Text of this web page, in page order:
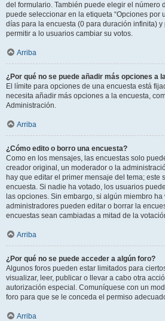
del formulario. También puede elegir el número
puede seleccionar en la etiqueta “Opciones por
días para la encuesta (0 para duración infinita)
permitir a lo usuarios cambiar su votos.
Arriba
¿Por qué no se puede añadir más opciones a
El límite para opciones de una encuesta está
necesita añadir más opciones a la encuesta,
Administración.
Arriba
¿Cómo edito o borro una encuesta?
Como en los mensajes, las encuestas solo
creador original, un moderador o la
hay que editar el primer mensaje del tema; este
encuesta. Si nadie ha votado, los usuarios
las opciones. Sin embargo, si algún miembro
administradores pueden editar o borrar la
encuestas sean cambiadas a mitad de la
Arriba
¿Por qué no se puede acceder a algún foro?
Algunos foros pueden estar limitados para
visualizar, leer, publicar o llevar a cabo otra
autorización especial. Comuníquese con un
foro para que se le conceda el permiso
Arriba